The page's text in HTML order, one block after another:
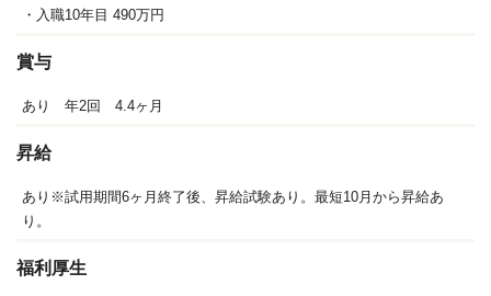
・入職10年目 490万円
賞与
あり 年2回 4.4ヶ月
昇給
あり※試用期間6ヶ月終了後、昇給試験あり。最短10月から昇給あ
り。
福利厚生